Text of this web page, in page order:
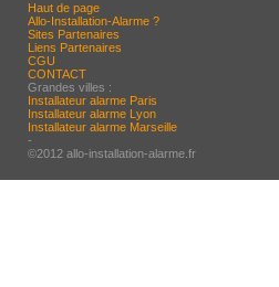
Haut de page
Allo-Installation-Alarme ?
Sites Partenaires
Liens Partenaires
CGU
CONTACT
Grandes villes :
Installateur alarme Paris
Installateur alarme Lyon
Installateur alarme Marseille
-
©2012 allo-installation-alarme.fr